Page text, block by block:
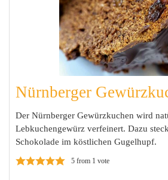
Nürnberger
Der Nürnberger Gewürzkuchen wird
Lebkuchengewürz verfeinert. Dazu
Schokolade im köstlichen Gugelhupf.
5from 1 vote